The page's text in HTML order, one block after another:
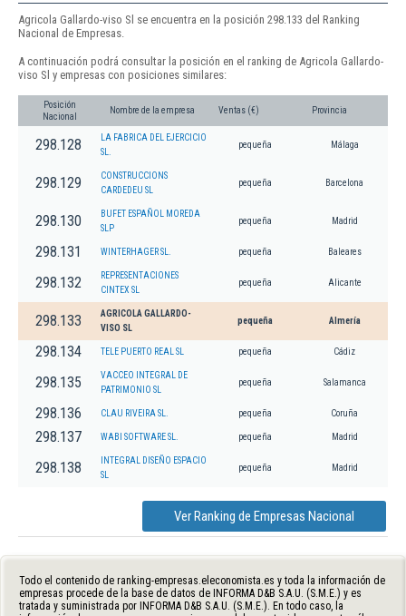
Agricola Gallardo-viso Sl se encuentra en la posición 298.133 del Ranking
Nacional de Empresas.
A continuación podrá consultar la posición en el ranking de Agricola Gallardo-
viso Sl y empresas con posiciones similares:
Posición
Nacional
Nombre de la empresa Ventas (€) Provincia
298.128
LA FABRICA DEL EJERCICIO
SL.
pequeña Málaga
298.129
CONSTRUCCIONS
CARDEDEU SL
pequeña Barcelona
298.130
BUFET ESPAÑOL MOREDA
SLP
pequeña Madrid
298.131 WINTERHAGER SL. pequeña Baleares
298.132
REPRESENTACIONES
CINTEX SL
pequeña Alicante
298.133
AGRICOLA GALLARDO-
VISO SL
pequeña Almería
298.134 TELE PUERTO REAL SL pequeña Cádiz
298.135
VACCEO INTEGRAL DE
PATRIMONIO SL
pequeña Salamanca
298.136 CLAU RIVEIRA SL. pequeña Coruña
298.137 WABI SOFTWARE SL. pequeña Madrid
298.138
INTEGRAL DISEÑO ESPACIO
SL
pequeña Madrid
Ver Ranking de Empresas Nacional
Todo el contenido de ranking-empresas.eleconomista.es y toda la información de
empresas procede de la base de datos de INFORMA D&B S.A.U. (S.M.E.) y es
tratada y suministrada por INFORMA D&B S.A.U. (S.M.E.). En todo caso, la